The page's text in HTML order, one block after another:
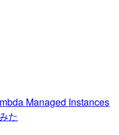
Managed Instances
た